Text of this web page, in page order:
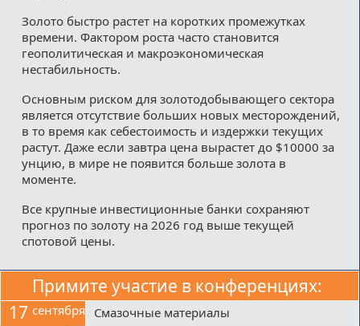
Золото быстро растет на коротких промежутках
времени. Фактором роста часто становится
геополитическая и макроэкономическая
нестабильность.
Основным риском для золотодобывающего сектора
является отсутствие больших новых месторождений,
в то время как себестоимость и издержки текущих
растут. Даже если завтра цена вырастет до $10000 за
унцию, в мире не появится больше золота в
моменте.
Все крупные инвестиционные банки сохраняют
прогноз по золоту на 2026 год выше текущей
спотовой цены.
Примите участие в конференциях:
17 сентября Смазочные материалы